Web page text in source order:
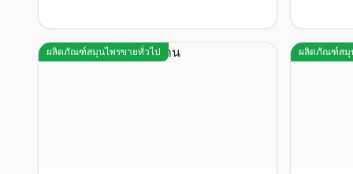
ผลิตภัณฑ์สมุนไพรขายทั่วไป ผลิตภัณฑ์สมุ